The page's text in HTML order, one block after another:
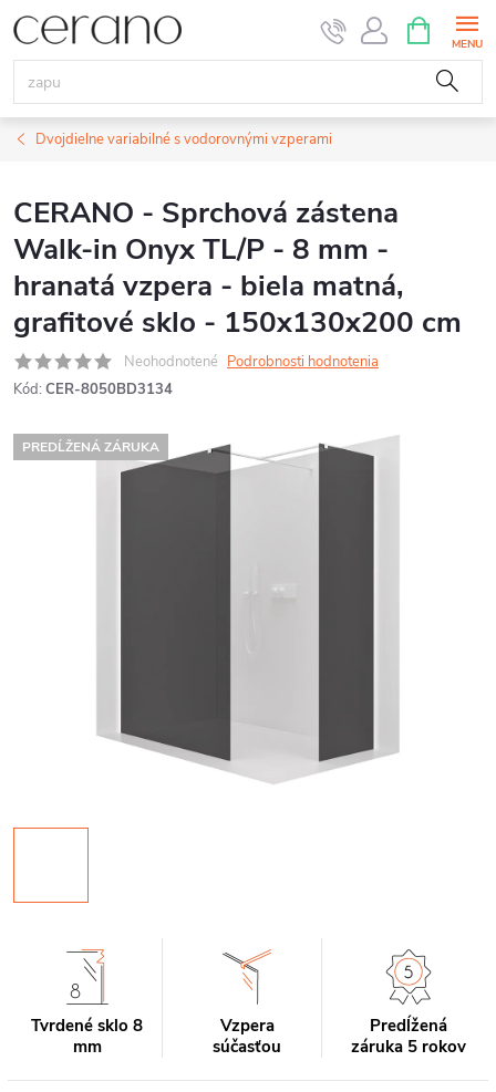
Prejsť
na
obsah
KOŠÍK
Dvojdielne variabilné s vodorovnými vzperami
CERANO - Sprchová zástena
Walk-in Onyx TL/P - 8 mm -
hranatá vzpera - biela matná,
grafitové sklo - 150x130x200 cm
Neohodnotené Podrobnosti hodnotenia
Kód: CER-8050BD3134
PREDĹŽENÁ ZÁRUKA
Tvrdené sklo 8
mm
Vzpera
súčasťou
Predĺžená
záruka 5 rokov